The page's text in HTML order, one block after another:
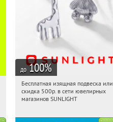
до 100%
15:27:08 Получили:
Россия
Бесплатная изящная подвеска или
скидка 500р. в сети ювелирных
магазинов SUNLIGHT